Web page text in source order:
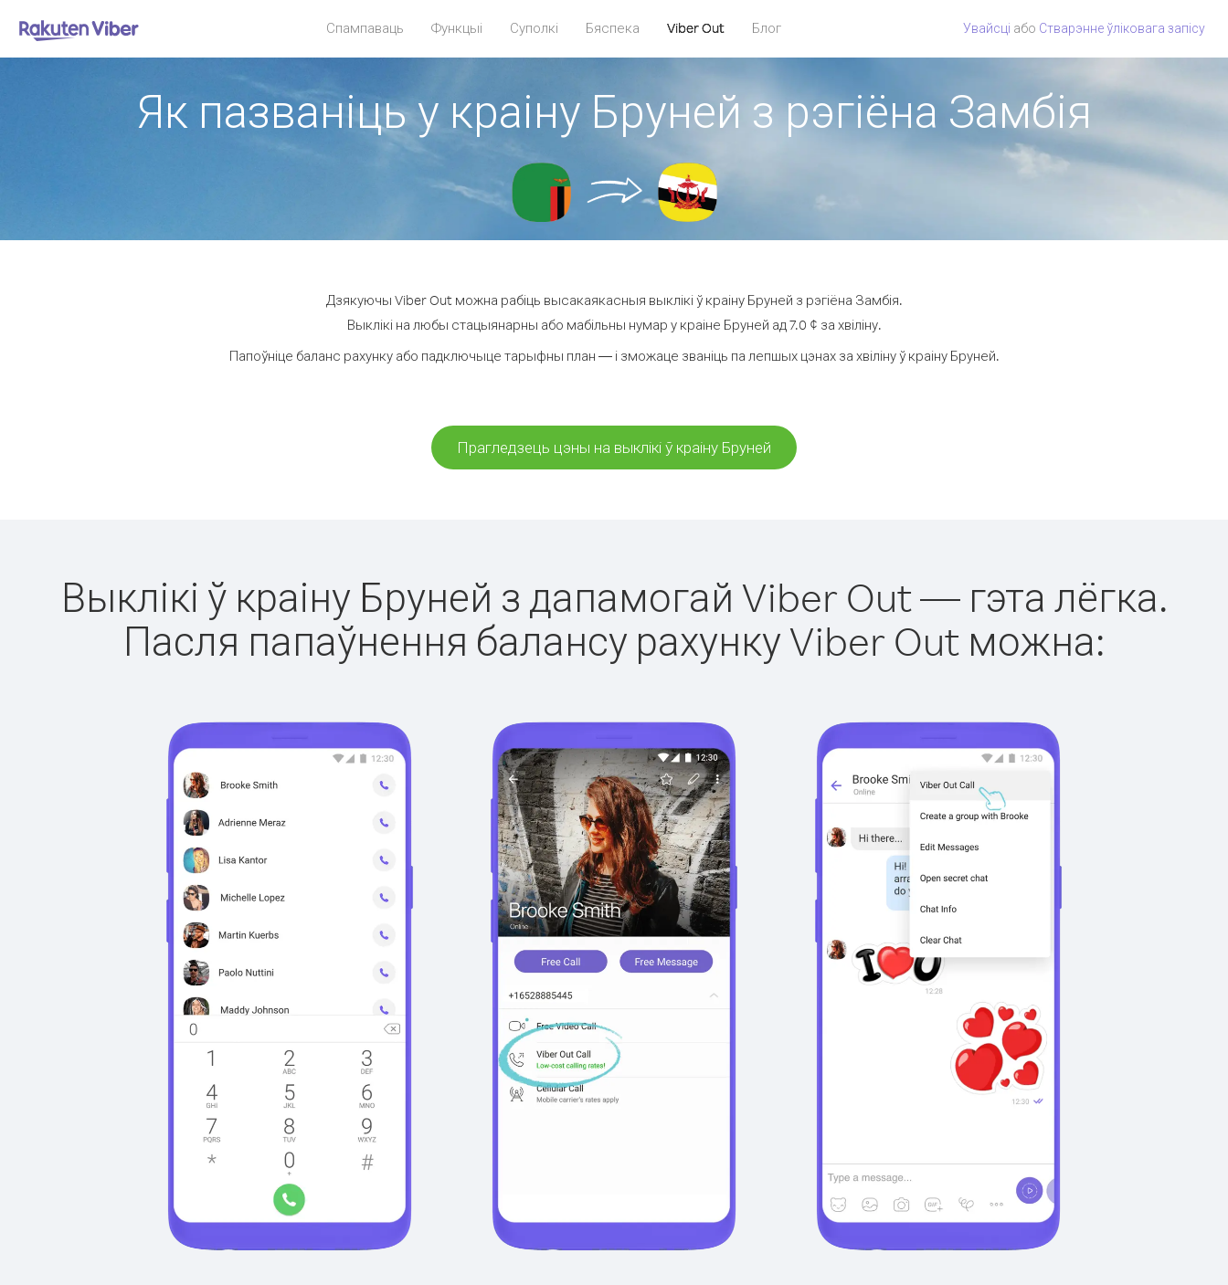
Спампаваць Функцыі Суполкі Бяспека Viber Out Блог Увайсці або Стварэнне ўліковага запісу
Як пазваніць у краіну Бруней з рэгіёна Замбія
Дзякуючы Viber Out можна рабіць высакаякасныя выклікі ў краіну Бруней з рэгіёна Замбія.
Выклікі на любы стацыянарны або мабільны нумар у краіне Бруней ад 7.0 ¢ за хвіліну.
Папоўніце баланс рахунку або падключыце тарыфны план — і зможаце званіць па лепшых цэнах за хвіліну ў краіну Бруней.
Прагледзець цэны на выклікі ў краіну Бруней
Выклікі ў краіну Бруней з дапамогай Viber Out — гэта лёгка.
Пасля папаўнення балансу рахунку Viber Out можна: